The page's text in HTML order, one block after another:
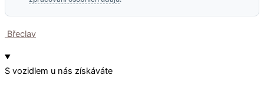
Břeclav
S vozidlem u nás získáváte